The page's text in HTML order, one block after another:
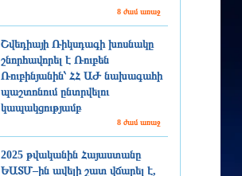
8 ժամ առաջ
Շվեդիայի Ռիկսդագի խոսնակը
շնորհավորել է Ռուբեն
Ռուբինյանին՝ ՀՀ ԱԺ նախագահի
պաշտոնում ընտրվելու
կապակցությամբ
8 ժամ առաջ
2025 թվականին Հայաստանը
ԵԱՏՄ–ին ավելի շատ վճարել է,